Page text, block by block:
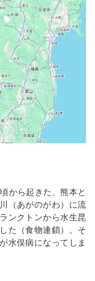
から起きた、熊本と
（あがのがわ）に流
ンクトンから水生昆
た（食物連鎖）。そ
水俣病になってしま